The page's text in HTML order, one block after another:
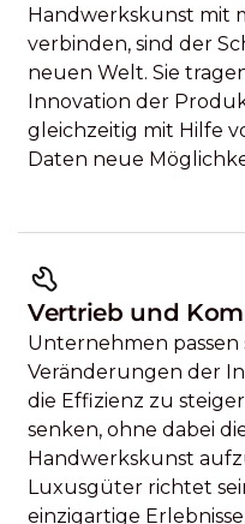
Handwerkskunst mit
verbinden, sind der
neuen Welt. Sie
Innovation der
gleichzeitig mit Hilfe
Daten neue
Vertrieb und
Unternehmen passen
Veränderungen der
die Effizienz zu
senken, ohne dabei
Handwerkskunst
Luxusgüter richtet
einzigartige